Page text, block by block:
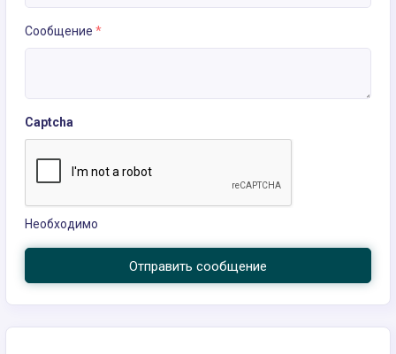
Сообщение *
Captcha
Необходимо
Отправить сообщение